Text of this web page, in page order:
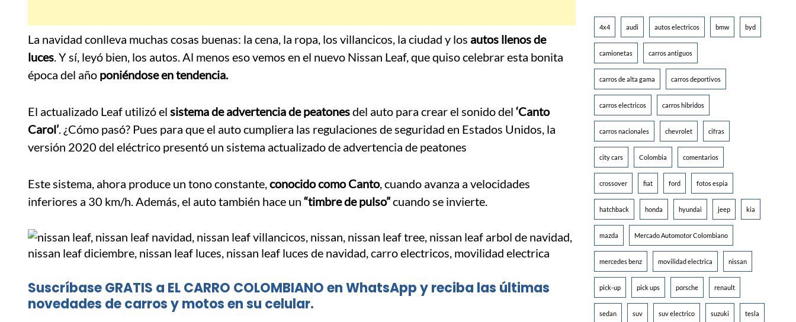
La navidad conlleva muchas cosas buenas: la cena, la ropa, los villancicos, la ciudad y los autos llenos de
luces. Y sí, leyó bien, los autos. Al menos eso vemos en el nuevo Nissan Leaf, que quiso celebrar esta bonita
época del año poniéndose en tendencia.
El actualizado Leaf utilizó el sistema de advertencia de peatonesdel auto para crear el sonido del ‘Canto
Carol’. ¿Cómo pasó? Pues para que el auto cumpliera las regulaciones de seguridad en Estados Unidos, la
versión 2020 del eléctrico presentó un sistema actualizado de advertencia de peatones
Este sistema, ahora produce un tono constante,conocido como Canto, cuando avanza a velocidades
inferiores a 30 km/h. Además, el auto también hace un “timbre de pulso”cuando se invierte.
Suscríbase GRATIS a EL CARRO COLOMBIANO en WhatsApp y reciba las últimas
novedades de carros y motos en su celular.
4x4 audi autos electricos bmw byd
camionetas carros antiguos
carros de alta gama carros deportivos
carros electricos carros hibridos
carros nacionales chevrolet cifras
city cars Colombia comentarios
crossover fiat ford fotos espia
hatchback honda hyundai jeep kia
mazda Mercado Automotor Colombiano
mercedes benz movilidad electrica nissan
pick-up pick ups porsche renault
sedan suv suv electrico suzuki tesla